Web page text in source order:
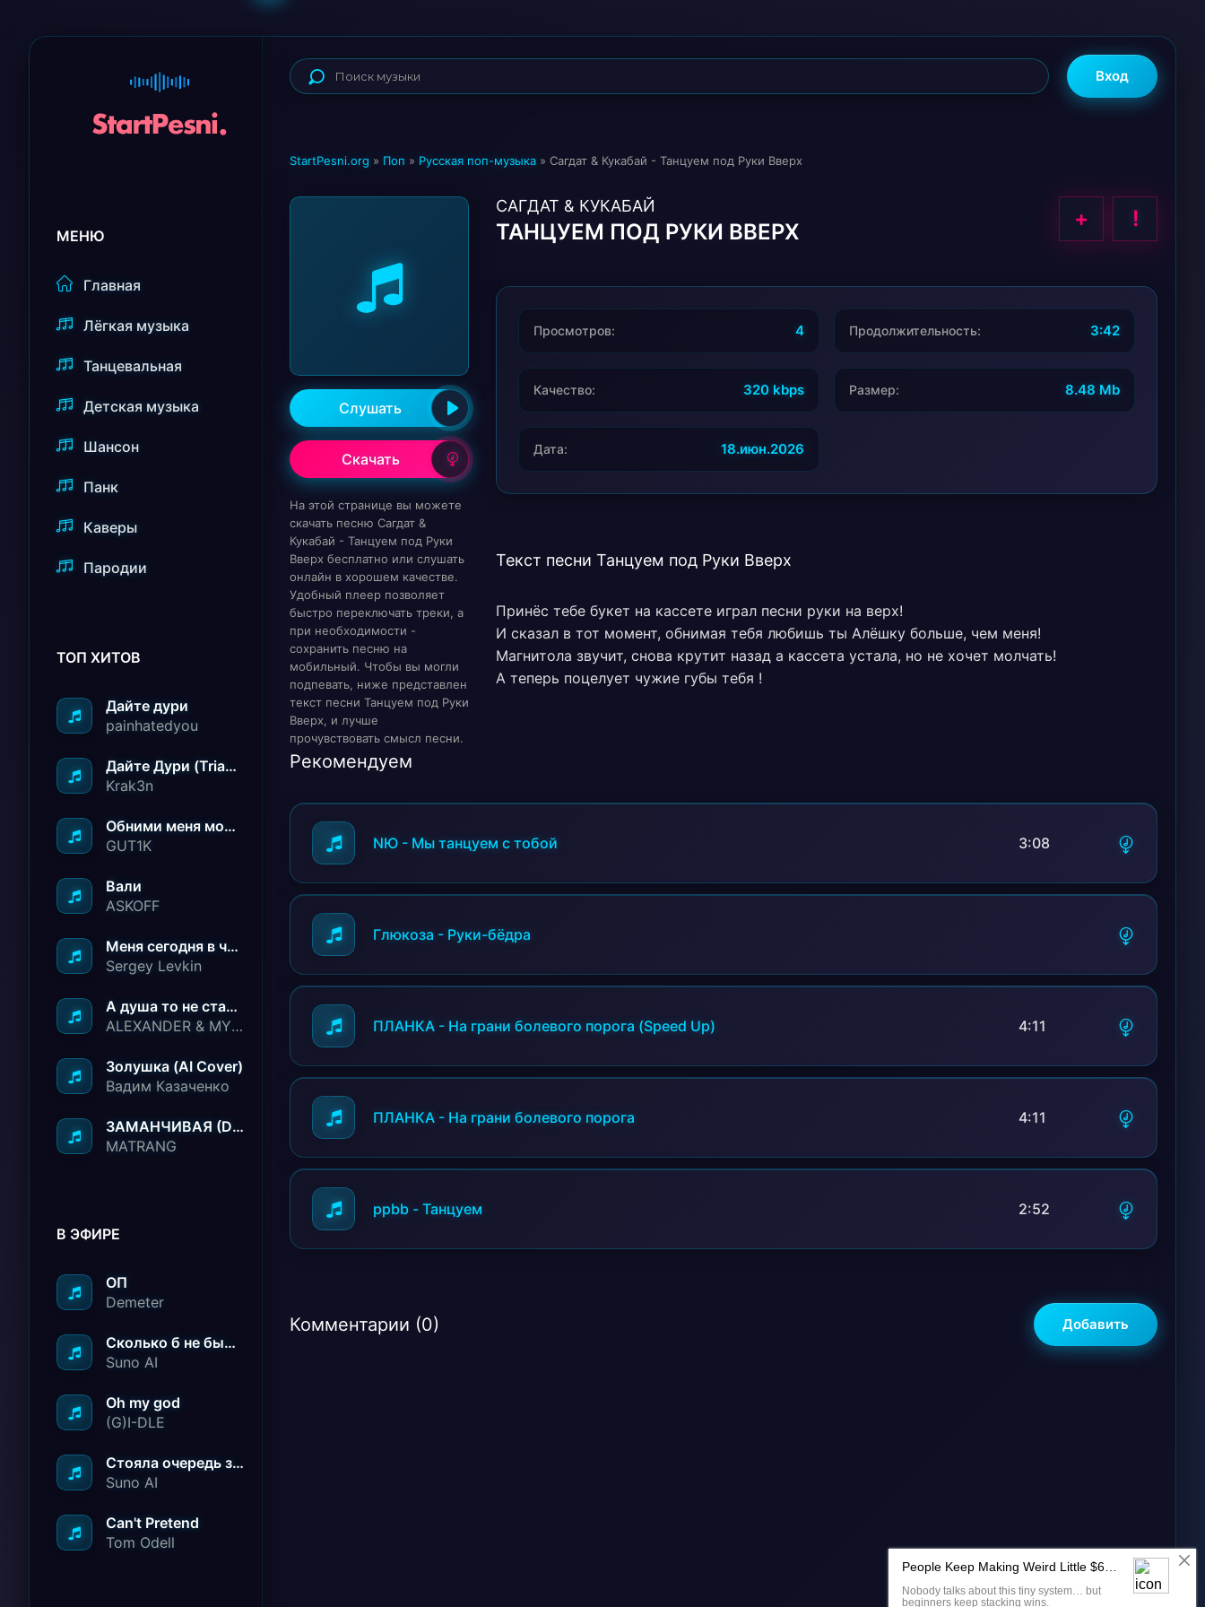
МЕНЮ
Главная
Лёгкая музыка
Танцевальная
Детская музыка
Шансон
Панк
Каверы
Пародии
ТОП ХИТОВ
Дайте дури
painhatedyou
Дайте Дури (Triad Remix)
Krak3n
Обними меня молча ничего не говори
GUT1K
Вали
ASKOFF
Меня сегодня в чёрный список занесли
Sergey Levkin
А душа то не стареет
ALEXANDER & MY FAMILY
Золушка (AI Cover)
Вадим Казаченко
ЗАМАНЧИВАЯ (Deep House Remix)
MATRANG
В ЭФИРЕ
ОП
Demeter
Сколько б не было вам лет не грустите
Suno AI
Oh my god
(G)I-DLE
Стояла очередь за радостью
Suno AI
Can't Pretend
Tom Odell
Вход
StartPesni.org » Поп » Русская поп-музыка » Сагдат & Кукабай - Танцуем под Руки Вверх
Слушать
Скачать
На этой странице вы можете
скачать песню Сагдат &
Кукабай - Танцуем под Руки
Вверх бесплатно или слушать
онлайн в хорошем качестве.
Удобный плеер позволяет
быстро переключать треки, а
при необходимости -
сохранить песню на
мобильный. Чтобы вы могли
подпевать, ниже представлен
текст песни Танцуем под Руки
Вверх, и лучше
прочувствовать смысл песни.
САГДАТ & КУКАБАЙ
ТАНЦУЕМ ПОД РУКИ ВВЕРХ
+ !
Просмотров: 4 Продолжительность: 3:42
Качество: 320 kbps Размер: 8.48 Mb
Дата: 18.июн.2026
Текст песни Танцуем под Руки Вверх
Принёс тебе букет на кассете играл песни руки на верх!
И сказал в тот момент, обнимая тебя любишь ты Алёшку больше, чем меня!
Магнитола звучит, снова крутит назад а кассета устала, но не хочет молчать!
А теперь поцелует чужие губы тебя !
Рекомендуем
NЮ - Мы танцуем с тобой 3:08
Глюкоза - Руки-бёдра
ПЛАНКА - На грани болевого порога (Speed Up) 4:11
ПЛАНКА - На грани болевого порога 4:11
ppbb - Танцуем 2:52
Комментарии (0) Добавить